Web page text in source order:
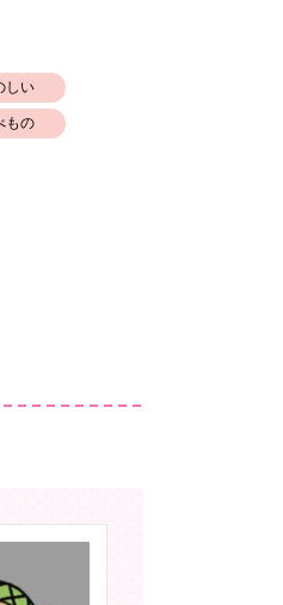
しい
もの